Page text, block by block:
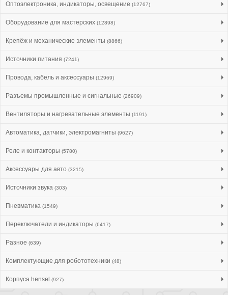
Оптоэлектроника, индикаторы, освещение (12767)
Оборудование для мастерских (12898)
Крепёж и механические элементы (8866)
Источники питания (7241)
Провода, кабель и аксессуары (12969)
Разъемы промышленные и сигнальные (26909)
Вентиляторы и нагревательные элементы (1191)
Автоматика, датчики, электромагниты (9627)
Реле и контакторы (5780)
Аксессуары для авто (3215)
Источники звука (303)
Пневматика (1549)
Переключатели и индикаторы (6417)
Разное (639)
Комплектующие для робототехники (48)
Корпуса hensel (927)